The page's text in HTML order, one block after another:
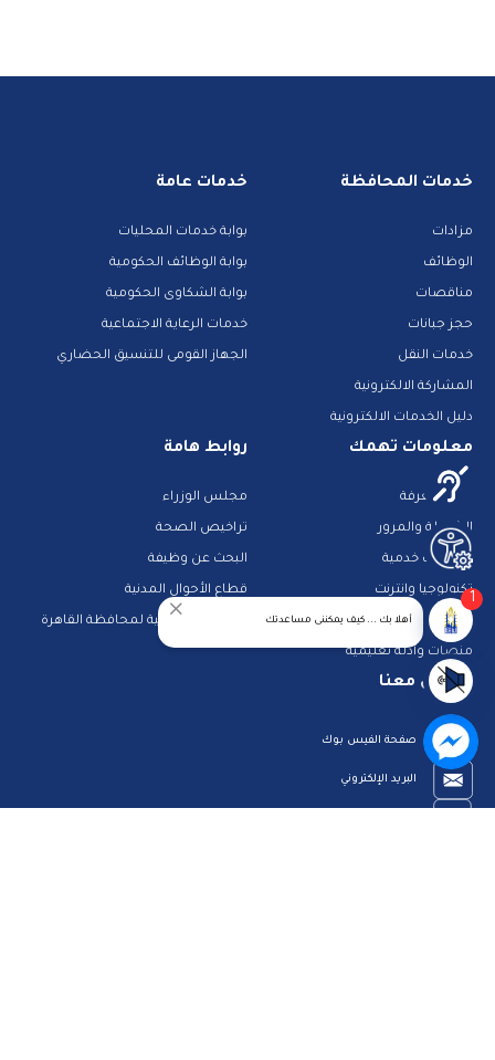
خدمات المحافظة
مزادات
الوظائف
مناقصات
حجز جبانات
خدمات النقل
المشاركة الالكترونية
دليل الخدمات الالكترونية
خدمات عامة
بوابة خدمات المحليات
بوابة الوظائف الحكومية
بوابة الشكاوى الحكومية
خدمات الرعاية الاجتماعية
الجهاز القومى للتنسيق الحضاري
معلومات تهمك
بنك المعرفة
الشرطة والمرور
تطبيقات خدمية
تكنولوجيا وانترنت
استعلم عن فواتيرك
منصات وأدلة تعليمية
روابط هامة
مجلس الوزراء
تراخيص الصحة
البحث عن وظيفة
قطاع الأحوال المدنية
الصفحة الرسمية لمحافظة القاهرة
تواصل معنا
صفحة الفيس بوك
البريد الإلكتروني
أهلا بك ... كيف يمكننى مساعدتك
1